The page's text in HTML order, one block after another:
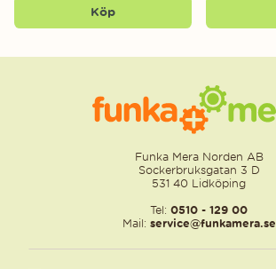
Köp
Funka Mera Norden AB
Sockerbruksgatan 3 D
531 40 Lidköping
Tel: 0510 - 129 00
Mail: service@funkamera.se